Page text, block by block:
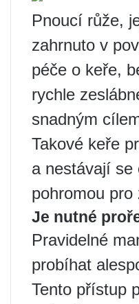
Pnoucí růže,
zahrnuto v
péče o keře,
rychle
snadným
Takové keře
a nestávají se
pohromou pro
Je nutné
Pravidelné
probíhat
Tento přístup